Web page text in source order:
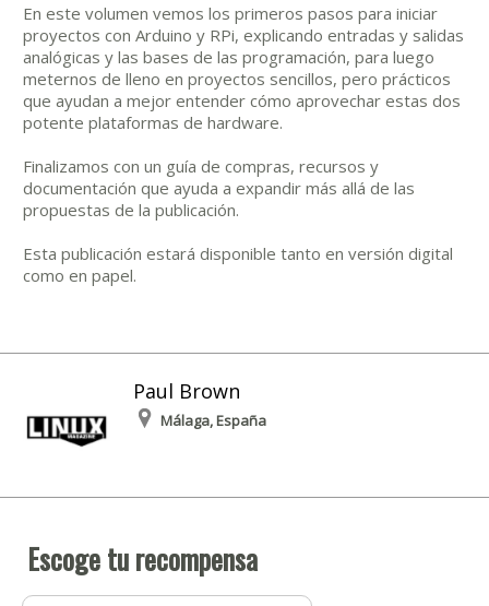
En este volumen vemos los primeros pasos para iniciar
proyectos con Arduino y RPi, explicando entradas y salidas
analógicas y las bases de las programación, para luego
meternos de lleno en proyectos sencillos, pero prácticos
que ayudan a mejor entender cómo aprovechar estas dos
potente plataformas de hardware.
Finalizamos con un guía de compras, recursos y
documentación que ayuda a expandir más allá de las
propuestas de la publicación.
Esta publicación estará disponible tanto en versión digital
como en papel.
Paul Brown
Málaga, España
Escoge tu recompensa